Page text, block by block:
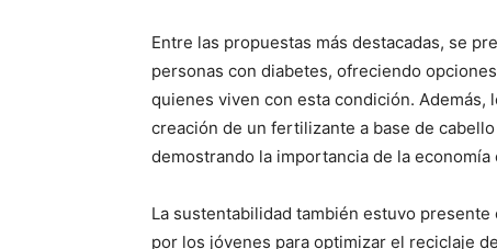
Entre las propuestas más destacadas, se
personas con diabetes, ofreciendo
quienes viven con esta condición.
creación de un fertilizante a base de
demostrando la importancia de la
La sustentabilidad también estuvo
por los jóvenes para optimizar el reciclaje